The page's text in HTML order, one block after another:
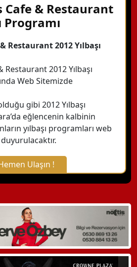
Cafe & Restaurant
Programı
Restaurant 2012 Yılbaşı
Restaurant 2012 Yılbaşı
Web Sitemizde
gibi 2012 Yılbaşı
eğlencenin kalbinin
yılbaşı programları web
Ulaşın !
X Kapat
Bilgi Alın